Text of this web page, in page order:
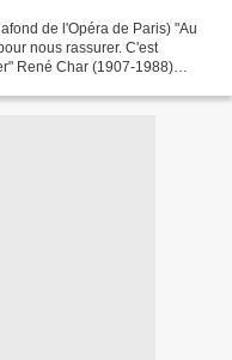
de l'Opéra de Paris) "Au
nous rassurer. C'est
René Char (1907-1988)